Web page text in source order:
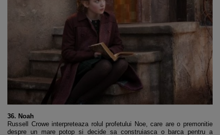
36. Noah
Russell Crowe interpreteaza rolul profetului Noe, care are o premonitie
despre un mare potop si decide sa construiasca o barca pentru a